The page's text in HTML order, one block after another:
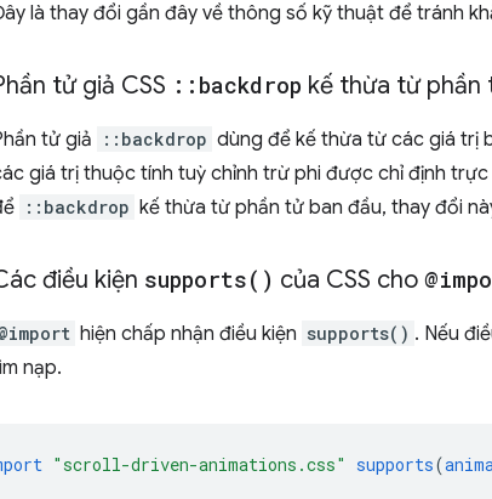
là thay đổi gần đây về thông số kỹ thuật để tránh
tử giả CSS :: backdrop kế thừa từ phần
tử giả ::backdrop dùng để kế thừa từ các giá trị
giá trị thuộc tính tuỳ chỉnh trừ phi được chỉ định
::backdrop kế thừa từ phần tử ban đầu, thay đổi
điều kiện supports( ) của CSS cho
hiện chấp nhận điều kiện supports() . Nếu
nạp.
"scroll-driven-animations.css" supports(